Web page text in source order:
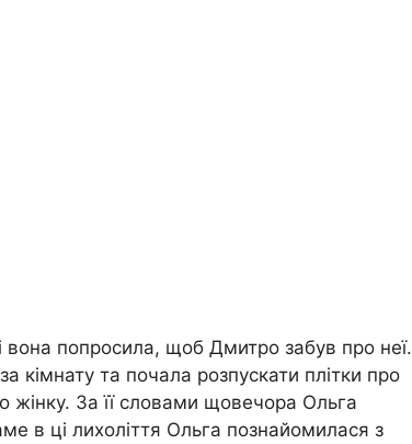
вона попросила, щоб Дмитро забув про неї.
кімнату та почала розпускати плітки про
жінку. За її словами щовечора Ольга
в ці лихоліття Ольга познайомилася з